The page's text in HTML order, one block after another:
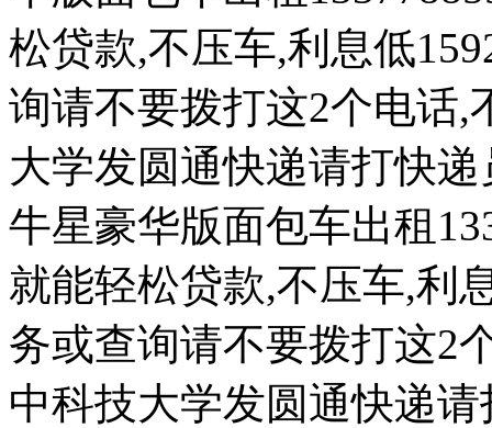
松贷款,不压车,利息低
询请不要拨打这2个电话
大学发圆通快递请打快
牛星豪华版面包车出租
就能轻松贷款,不压车,
务或查询请不要拨打这2
中科技大学发圆通快递